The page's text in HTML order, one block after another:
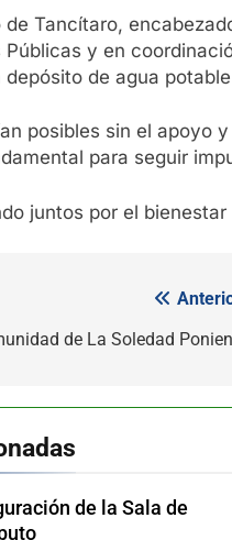
de Tancítaro,
Públicas y en
de agua
posibles sin el apoyo
para seguir
juntos por el
de La Soledad
de la Sala de